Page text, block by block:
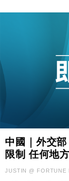
中國｜外交
限制 任何地
JUSTIN @ FORTUNE